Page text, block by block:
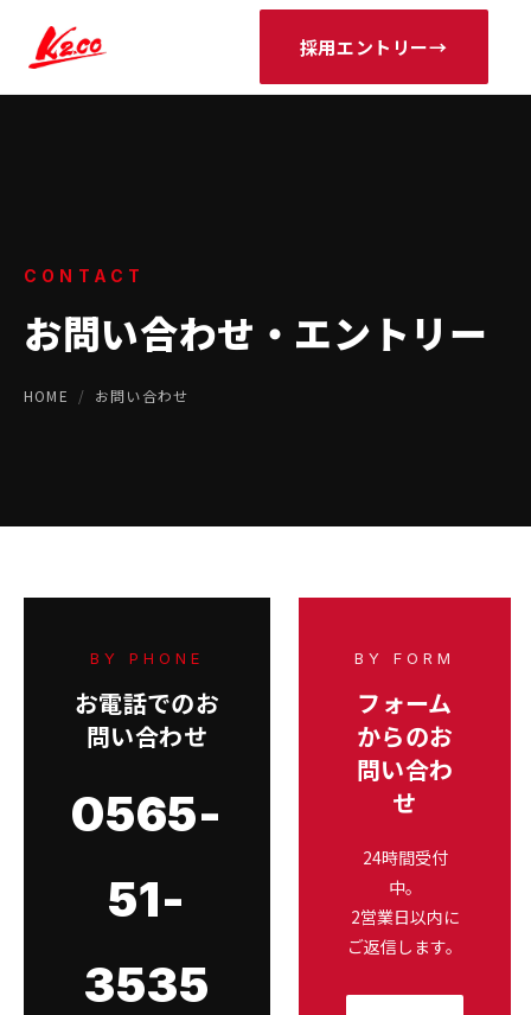
採用エントリー→
CONTACT
お問い合わせ・エントリー
HOME / お問い合わせ
BY PHONE
お電話でのお
問い合わせ
0565-
51-
3535
BY FORM
フォーム
からのお
問い合わ
せ
24時間受付
中。
2営業日以内に
ご返信します。